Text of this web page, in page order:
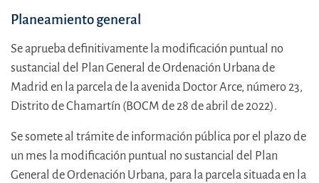
Planeamiento general
Se aprueba definitivamente la modificación puntual no
sustancial del Plan General de Ordenación Urbana de
Madrid en la parcela de la avenida Doctor Arce, número 23,
Distrito de Chamartín (BOCM de 28 de abril de 2022).
Se somete al trámite de información pública por el plazo de
un mes la modificación puntual no sustancial del Plan
General de Ordenación Urbana, para la parcela situada en la